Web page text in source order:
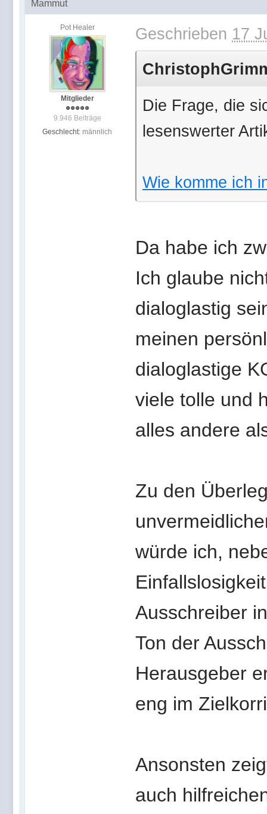
Mammut
Pot Healer
Mitglieder
9.946 Beiträge
Geschlecht: männlich
Geschrieben 17
Die Frage, die
lesenswerter
Wie komme ich
Da habe ich
Ich glaube
dialoglastig
meinen
dialoglastige
viele tolle und
alles andere
Zu den
würde ich,
Ausschreiber
Ton der
Herausgeber
eng im
Ansonsten
auch